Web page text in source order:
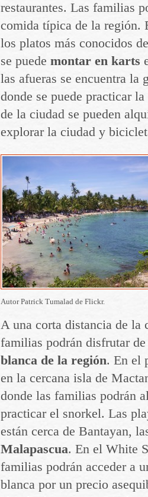
restaurantes. Las familias
comida típica de la región.
los platos más conocidos
se puede montar en karts
las afueras se encuentra la
donde se puede practicar
de la ciudad se pueden
explorar la ciudad y
Autor Patrick Tumalad de Flickr.
A una corta distancia de la
familias podrán disfrutar
blanca de la región. En el
en la cercana isla de
donde las familias podrán
practicar el snorkel. Las
están cerca de Bantayan,
Malapascua. En el White
familias podrán acceder a
blanca por un precio